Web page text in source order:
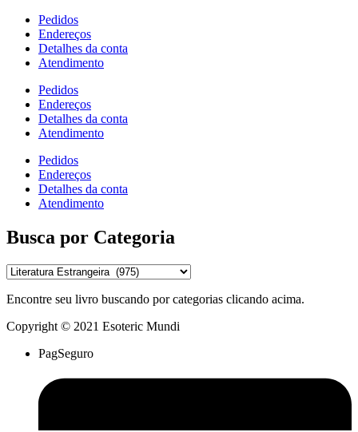
Pedidos
Endereços
Detalhes da conta
Atendimento
Pedidos
Endereços
Detalhes da conta
Atendimento
Pedidos
Endereços
Detalhes da conta
Atendimento
Busca por Categoria
Encontre seu livro buscando por categorias clicando acima.
Copyright © 2021 Esoteric Mundi
PagSeguro